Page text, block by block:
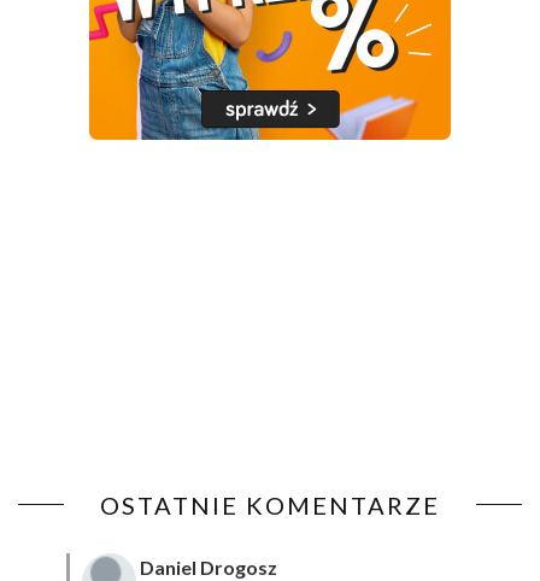
OSTATNIE KOMENTARZE
Daniel Drogosz